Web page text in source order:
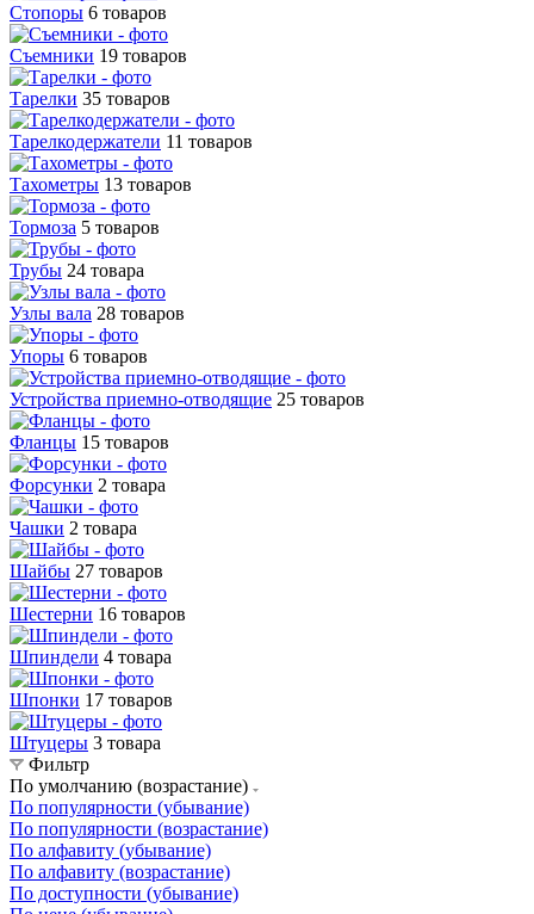
Стопоры 6 товаров
Съемники 19 товаров
Тарелки 35 товаров
Тарелкодержатели 11 товаров
Тахометры 13 товаров
Тормоза 5 товаров
Трубы 24 товара
Узлы вала 28 товаров
Упоры 6 товаров
Устройства приемно-отводящие 25 товаров
Фланцы 15 товаров
Форсунки 2 товара
Чашки 2 товара
Шайбы 27 товаров
Шестерни 16 товаров
Шпиндели 4 товара
Шпонки 17 товаров
Штуцеры 3 товара
Фильтр
По умолчанию (возрастание)
По популярности (убывание)
По популярности (возрастание)
По алфавиту (убывание)
По алфавиту (возрастание)
По доступности (убывание)